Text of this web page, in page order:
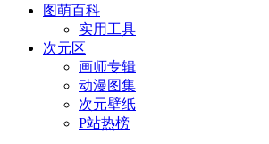
图萌百科
实用工具
次元区
画师专辑
动漫图集
次元壁纸
P站热榜